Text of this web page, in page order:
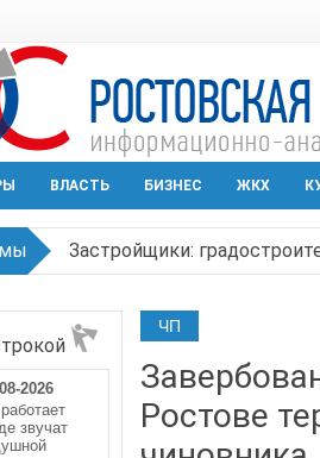
ВЛАСТЬ БИЗНЕС ЖКХ
Застройщики:
В Чеховской библиотеке
В Ростове задержан
Среди детей, ставших
ЧП
Ростове
2026
звучат